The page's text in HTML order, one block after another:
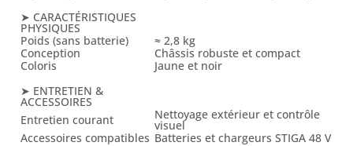
➤ CARACTÉRISTIQUES
PHYSIQUES
Poids (sans batterie)
≈ 2,8 kg
Conception
Châssis robuste et compact
Coloris
Jaune et noir
➤ ENTRETIEN &
ACCESSOIRES
Entretien courant
Nettoyage extérieur et contrôle
visuel
Accessoires compatibles Batteries et chargeurs STIGA 48 V